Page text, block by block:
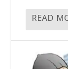
READ